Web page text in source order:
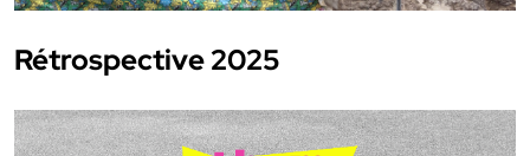
Rétrospective 2025